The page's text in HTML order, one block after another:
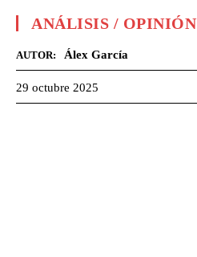
ANÁLISIS / OPINIÓN
AUTOR: Álex García
29 octubre 2025